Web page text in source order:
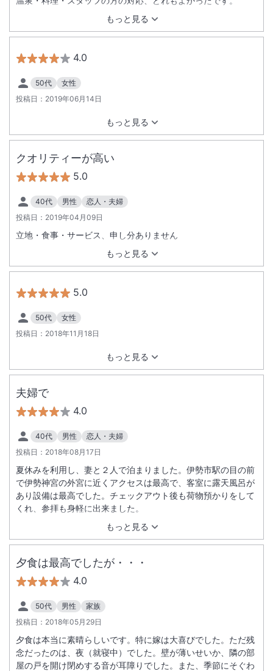
もっと見る
4.0
50代
女性
投稿日： 2019年06月14日
もっと見る
クオリティーが高い
5.0
40代 男性
恋人・夫婦
投稿日： 2019年04月09日
もっと見る
立地・食事・サービス、申し分ありません
5.0
50代
女性
投稿日： 2018年11月18日
もっと見る
夫婦で
4.0
40代 男性
恋人・夫婦
投稿日： 2018年08月17日
もっと見る
夏休みを利用し、妻と２人で泊まりました。伊勢市駅の目の前
で伊勢神宮の外宮に近くアクセスは最高で、客室に露天風呂が
あり設備は最高でした。チェックアウト後も荷物預かりをして
くれ、参拝も身軽に出来ました。
夕食は最高でしたが・・・
4.0
50代 男性
家族
投稿日： 2018年05月29日
夕食は本当に素晴らしいです。特に嫁は大喜びでした。ただ残
念だったのは、夜（就寝中）でした。壁が薄いせいか、隣の部
屋の戸を開け閉めする音が耳障りでした。また、季節にそぐわ